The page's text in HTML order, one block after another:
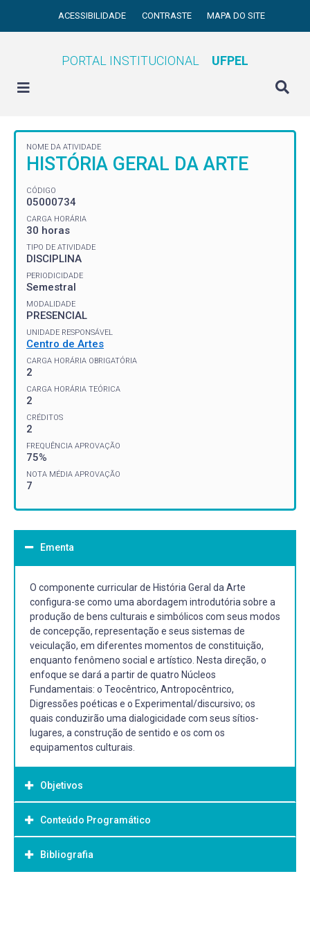
ACESSIBILIDADE CONTRASTE MAPA DO SITE
PORTAL INSTITUCIONAL UFPEL
NOME DA ATIVIDADE
HISTÓRIA GERAL DA ARTE
CÓDIGO
05000734
CARGA HORÁRIA
30 horas
TIPO DE ATIVIDADE
DISCIPLINA
PERIODICIDADE
Semestral
MODALIDADE
PRESENCIAL
UNIDADE RESPONSÁVEL
Centro de Artes
CARGA HORÁRIA OBRIGATÓRIA
2
CARGA HORÁRIA TEÓRICA
2
CRÉDITOS
2
FREQUÊNCIA APROVAÇÃO
75%
NOTA MÉDIA APROVAÇÃO
7
Ementa
O componente curricular de História Geral da Arte
configura-se como uma abordagem introdutória sobre a
produção de bens culturais e simbólicos com seus modos
de concepção, representação e seus sistemas de
veiculação, em diferentes momentos de constituição,
enquanto fenômeno social e artístico. Nesta direção, o
enfoque se dará a partir de quatro Núcleos
Fundamentais: o Teocêntrico, Antropocêntrico,
Digressões poéticas e o Experimental/discursivo; os
quais conduzirão uma dialogicidade com seus sítios-
lugares, a construção de sentido e os com os
equipamentos culturais.
Objetivos
Objetivo Geral:
Reconhecer a produção de sentido sobre a elaboração de
bens culturais e simbólicos, que motivou o ser humano a
Conteúdo Programático
Bibliografia